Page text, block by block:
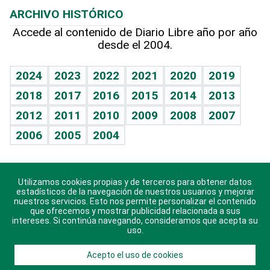
Hablando con el pediatra
Vida y familia
Eñe
Celebrando la vida
Sin complejos
En pocas palabras
Escuchando al corazón
Economía Personal
Línea de hit
TBT Deportivo
Más firmas
Hecho en casa
Guía del dinero
Cumpleaños
Horóscopos
Crucigramas
ARCHIVO HISTÓRICO
Accede al contenido de Diario Libre año por año
desde el 2004.
2024 2023 2022 2021 2020
2019
2018
2017 2016 2015 2014
2013
2012
2011 2010 2009 2008
2007
2006
2005 2004
Descarga nuestras aplicaciones para Android, iOS y
sistema Huawei.
© 2021 Diario Libre, todos los derechos reservados.
Utilizamos cookies propias y de terceros para obtener datos
estadísticos de la navegación de nuestros usuarios y mejorar
nuestros servicios. Esto nos permite personalizar el contenido
que ofrecemos y mostrar publicidad relacionada a sus
intereses. Si continúa navegando, consideramos que acepta su
uso.
Acepto el uso de cookies